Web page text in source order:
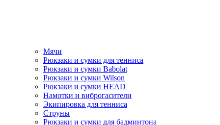
Мячи
Рюкзаки и сумки для тенниса
Рюкзаки и сумки Babolat
Рюкзаки и сумки Wilson
Рюкзаки и сумки HEAD
Намотки и виброгасители
Экипировка для тенниса
Струны
Рюкзаки и сумки для бадминтона